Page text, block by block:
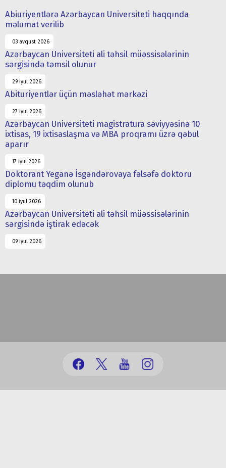
Abiuriyentlərə Azərbaycan Universiteti haqqında
məlumat verilib
03 avqust 2026
Azərbaycan Universiteti ali təhsil müəssisələrinin
sərgisində təmsil olunur
29 iyul 2026
Abituriyentlər üçün məsləhət mərkəzi
27 iyul 2026
Azərbaycan Universiteti magistratura səviyyəsinə 10
ixtisas, 19 ixtisaslaşma və MBA proqramı üzrə qəbul
aparır
17 iyul 2026
Doktorant Yeganə İsgəndərovaya fəlsəfə doktoru
diplomu təqdim olunub
10 iyul 2026
Azərbaycan Universiteti ali təhsil müəssisələrinin
sərgisində iştirak edəcək
09 iyul 2026